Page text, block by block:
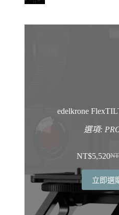
edelkrone
選項:
原
始
價
格
NT$5,520目
前
價
格
立即選